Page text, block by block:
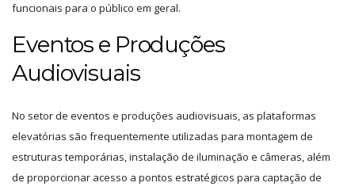
funcionais para o público em geral.
Eventos e Produções
Audiovisuais
No setor de eventos e produções audiovisuais, as plataformas
elevatórias são frequentemente utilizadas para montagem de
estruturas temporárias, instalação de iluminação e câmeras, além
de proporcionar acesso a pontos estratégicos para captação de